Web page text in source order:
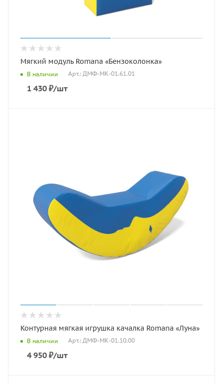
Мягкий модуль Romana «Бензоколонка»
В наличии Арт.: ДМФ-МК-01.61.01
1 430 ₽/шт
Контурная мягкая игрушка качалка Romana «Луна»
В наличии Арт.: ДМФ-МК-01.10.00
4 950 ₽/шт